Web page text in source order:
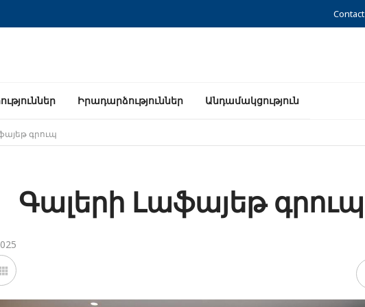
Իրադարձություններ Անդամակցություն
գրուպ
Գալերի Լաֆայեթ գրուպ
en